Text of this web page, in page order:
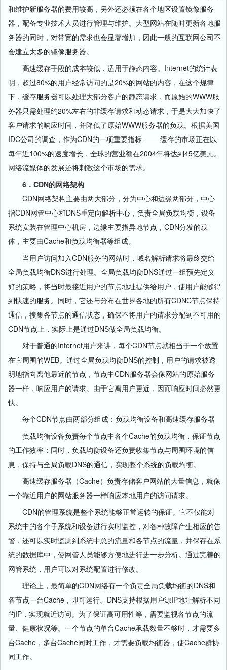
和维护新服务器的费用较高，另外还必须在各个地区设置镜像服务
器，配备专业技术人员进行管理与维护。大型网站在随时更新各地服
务器的同时，对带宽的需求也会显著增加，因此一般的互联网公司不
会建立太多的镜像服务器。
高速缓存手段的成本较低，适用于静态内容。Internet的统计表
明，超过80%的用户经常访问的是20%的网站的内容，在这个规律
下，缓存服务器可以处理大部分客户的静态请求，而原始的WWW服
务器只需处理约20%左右的非缓存请求和动态请求，于是大大加快了
客户请求的响应时间，并降低了原始WWW服务器的负载。根据美国
IDC公司的调查，作为CDN的一项重要指标 —— 缓存的市场正在以
每年近100%的速度增长，全球的营业额在2004年将达到45亿美元。
网络流媒体的发展还将剌激这个市场的需求。
6．CDN的网络架构
CDN网络架构主要由两大部分，分为中心和边缘两部分，中心
指CDN网管中心和DNS重定向解析中心，负责全局负载均衡，设备
系统安装在管理中心机房，边缘主要指异地节点，CDN分发的载
体，主要由Cache和负载均衡器等组成。
当用户访问加入CDN服务的网站时，域名解析请求将最终交给
全局负载均衡DNS进行处理。全局负载均衡DNS通过一组预先定义
好的策略，将当时最接近用户的节点地址提供给用户，使用户能够得
到快速的服务。同时，它还与分布在世界各地的所有CDNC节点保持
通信，搜集各节点的通信状态，确保不将用户的请求分配到不可用的
CDN节点上，实际上是通过DNS做全局负载均衡。
对于普通的Internet用户来讲，每个CDN节点就相当于一个放置
在它周围的WEB。通过全局负载均衡DNS的控制，用户的请求被透
明地指向离他最近的节点，节点中CDN服务器会像网站的原始服务
器一样，响应用户的请求。由于它离用户更近，因而响应时间必然更
快。
每个CDN节点由两部分组成：负载均衡设备和高速缓存服务器
负载均衡设备负责每个节点中各个Cache的负载均衡，保证节点
的工作效率；同时，负载均衡设备还负责收集节点与周围环境的信
息，保持与全局负载DNS的通信，实现整个系统的负载均衡。
高速缓存服务器（Cache）负责存储客户网站的大量信息，就像
一个靠近用户的网站服务器一样响应本地用户的访问请求。
CDN的管理系统是整个系统能够正常运转的保证。它不仅能对
系统中的各个子系统和设备进行实时监控，对各种故障产生相应的告
警，还可以实时监测到系统中总的流量和各节点的流量，并保存在系
统的数据库中，使网管人员能够方便地进行进一步分析。通过完善的
网管系统，用户可以对系统配置进行修改。
理论上，最简单的CDN网络有一个负责全局负载均衡的DNS和
各节点一台Cache，即可运行。DNS支持根据用户源IP地址解析不同
的IP，实现就近访问。为了保证高可用性等，需要监视各节点的流
量、健康状况等。一个节点的单台Cache承载数量不够时，才需要多
台Cache，多台Cache同时工作，才需要负载均衡器，使Cache群协
同工作。